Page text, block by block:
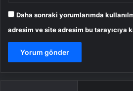
Daha sonraki yorumlarımda
adresim ve site adresim bu tarayıcıya